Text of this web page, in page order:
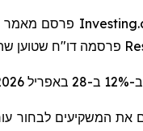
פרסמה דו"ח שטוען
2026.
את המשקיעים לבחור